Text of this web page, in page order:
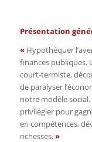
Présentation
« Hypothéquer
finances publiques.
court-termiste,
de paralyser
notre modèle
privilégier pour
en compétences,
richesses.»